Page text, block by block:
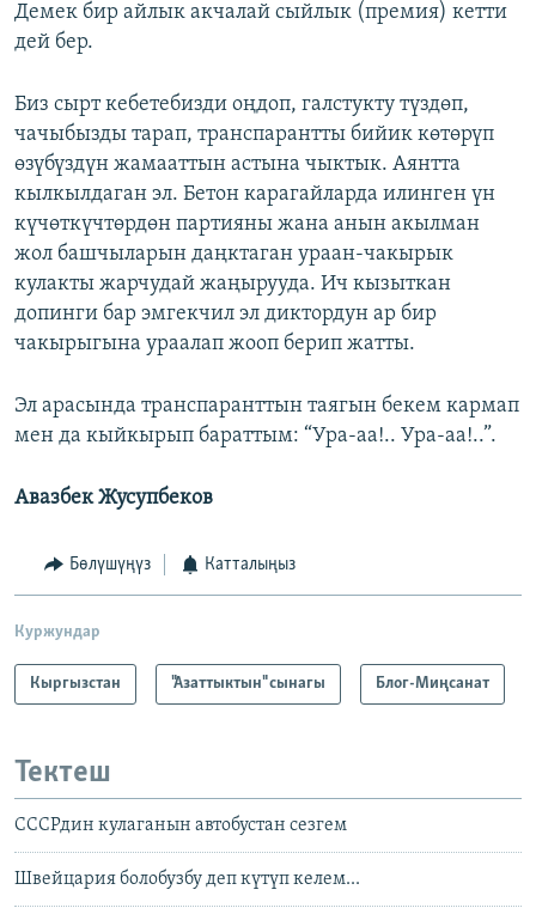
Демек бир айлык акчалай сыйлык (премия) кетти
дей бер.
Биз сырт кебетебизди оңдоп, галстукту түздөп,
чачыбызды тарап, транспарантты бийик көтөрүп
өзүбүздүн жамааттын астына чыктык. Аянтта
кылкылдаган эл. Бетон карагайларда илинген үн
күчөткүчтөрдөн партияны жана анын акылман
жол башчыларын даңктаган ураан-чакырык
кулакты жарчудай жаңырууда. Ич кызыткан
допинги бар эмгекчил эл диктордун ар бир
чакырыгына ураалап жооп берип жатты.
Эл арасында транспаранттын таягын бекем кармап
мен да кыйкырып бараттым: “Ура-аа!.. Ура-аа!..”.
Авазбек Жусупбеков
Бөлүшүңүз Катталыңыз
Куржундар
Кыргызстан "Азаттыктын" сынагы Блог-Миңсанат
Тектеш
СССРдин кулаганын автобустан сезгем
Швейцария болобузбу деп күтүп келем...